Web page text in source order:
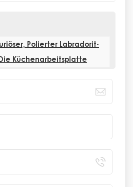
Polierter Labradorit-
Küchenarbeitsplatte